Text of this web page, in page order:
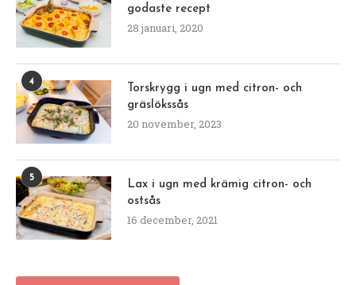
godaste recept
28 januari, 2020
4
Torskrygg i ugn med citron- och
gräslökssås
20 november, 2023
5
Lax i ugn med krämig citron- och
ostsås
16 december, 2021